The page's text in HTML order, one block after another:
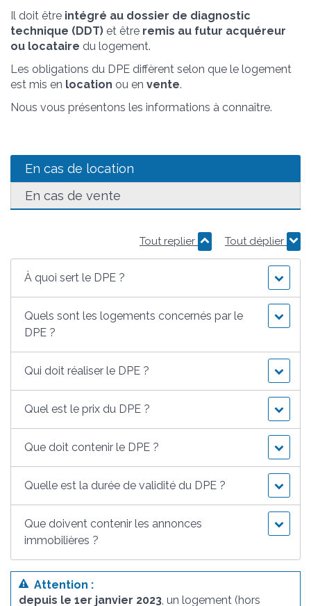
Il doit être intégré au dossier de diagnostic
technique (DDT) et être remis au futur acquéreur
ou locataire du logement.
Les obligations du DPE diffèrent selon que le logement
est mis en location ou en vente.
Nous vous présentons les informations à connaître.
En cas de location
En cas de vente
Tout replier Tout déplier
À quoi sert le DPE ?
Quels sont les logements concernés par le
DPE ?
Qui doit réaliser le DPE ?
Quel est le prix du DPE ?
Que doit contenir le DPE ?
Quelle est la durée de validité du DPE ?
Que doivent contenir les annonces
immobilières ?
Attention :
depuis le 1er janvier 2023, un logement (hors